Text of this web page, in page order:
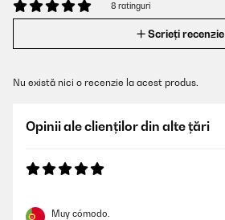
8 ratinguri
Scrieți recenzie
Nu există nici o recenzie la acest produs.
Opinii ale clienților din alte țări
Muy cómodo.